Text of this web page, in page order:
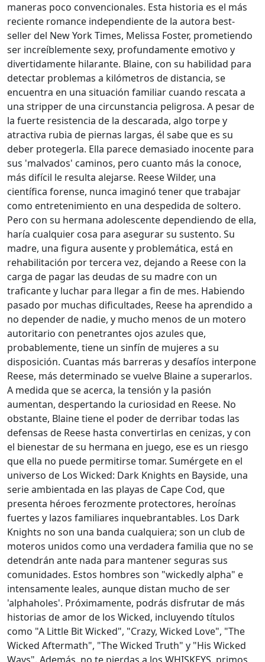
maneras poco convencionales. Esta historia es el más
reciente romance independiente de la autora best-
seller del New York Times, Melissa Foster, prometiendo
ser increíblemente sexy, profundamente emotivo y
divertidamente hilarante. Blaine, con su habilidad para
detectar problemas a kilómetros de distancia, se
encuentra en una situación familiar cuando rescata a
una stripper de una circunstancia peligrosa. A pesar de
la fuerte resistencia de la descarada, algo torpe y
atractiva rubia de piernas largas, él sabe que es su
deber protegerla. Ella parece demasiado inocente para
sus 'malvados' caminos, pero cuanto más la conoce,
más difícil le resulta alejarse. Reese Wilder, una
científica forense, nunca imaginó tener que trabajar
como entretenimiento en una despedida de soltero.
Pero con su hermana adolescente dependiendo de ella,
haría cualquier cosa para asegurar su sustento. Su
madre, una figura ausente y problemática, está en
rehabilitación por tercera vez, dejando a Reese con la
carga de pagar las deudas de su madre con un
traficante y luchar para llegar a fin de mes. Habiendo
pasado por muchas dificultades, Reese ha aprendido a
no depender de nadie, y mucho menos de un motero
autoritario con penetrantes ojos azules que,
probablemente, tiene un sinfín de mujeres a su
disposición. Cuantas más barreras y desafíos interpone
Reese, más determinado se vuelve Blaine a superarlos.
A medida que se acerca, la tensión y la pasión
aumentan, despertando la curiosidad en Reese. No
obstante, Blaine tiene el poder de derribar todas las
defensas de Reese hasta convertirlas en cenizas, y con
el bienestar de su hermana en juego, ese es un riesgo
que ella no puede permitirse tomar. Sumérgete en el
universo de Los Wicked: Dark Knights en Bayside, una
serie ambientada en las playas de Cape Cod, que
presenta héroes ferozmente protectores, heroínas
fuertes y lazos familiares inquebrantables. Los Dark
Knights no son una banda cualquiera; son un club de
moteros unidos como una verdadera familia que no se
detendrán ante nada para mantener seguras sus
comunidades. Estos hombres son "wickedly alpha" e
intensamente leales, aunque distan mucho de ser
'alphaholes'. Próximamente, podrás disfrutar de más
historias de amor de los Wicked, incluyendo títulos
como "A Little Bit Wicked", "Crazy, Wicked Love", "The
Wicked Aftermath", "The Wicked Truth" y "His Wicked